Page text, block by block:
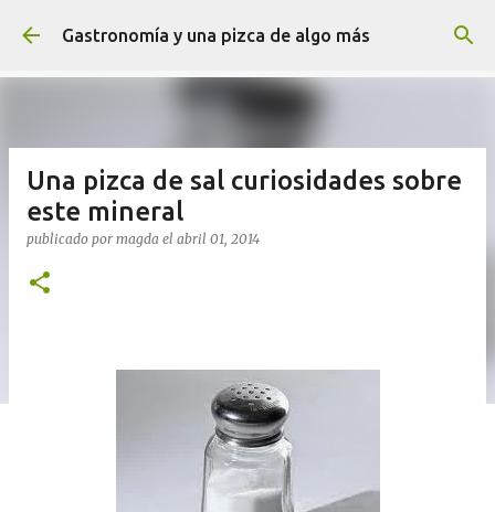
Ir al contenido principal
Gastronomía y una pizca de algo más
Una pizca de sal curiosidades sobre
este mineral
publicado por magda el abril 01, 2014